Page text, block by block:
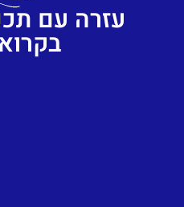
עזרה עם